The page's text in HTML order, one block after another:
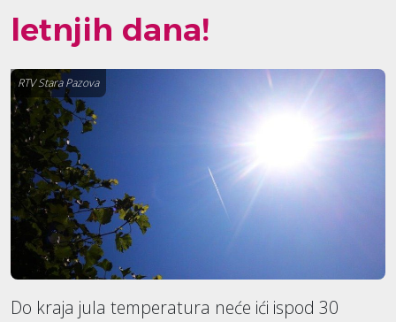
letnjih dana!
RTV Stara Pazova
Do kraja jula temperatura neće ići ispod 30